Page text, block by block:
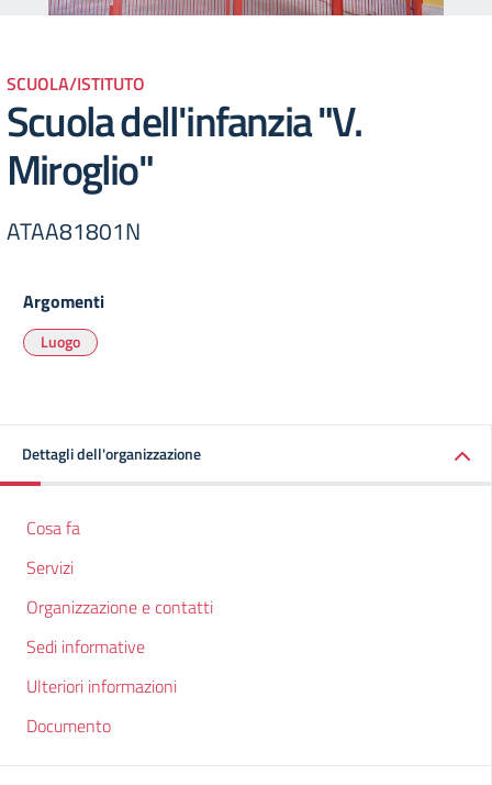
SCUOLA/ISTITUTO
Scuola dell'infanzia "V.
Miroglio"
ATAA81801N
Argomenti
Luogo
Dettagli dell'organizzazione
Cosa fa
Servizi
Organizzazione e contatti
Sedi informative
Ulteriori informazioni
Documento